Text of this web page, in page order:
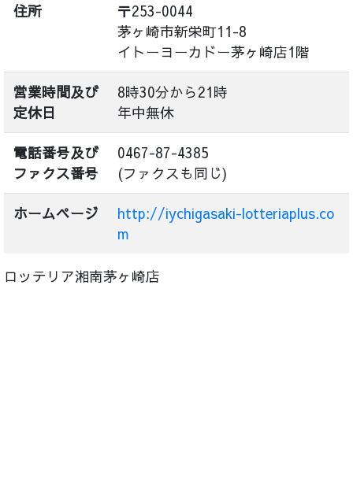
住所
〒253-0044
茅ヶ崎市新栄町11-8
イトーヨーカドー茅ヶ崎店1階
営業時間及び
定休日
8時30分から21時
年中無休
電話番号及び
ファクス番号
0467-87-4385
(ファクスも同じ)
ホームページ
http://iychigasaki-lotteriaplus.co
m
ロッテリア湘南茅ヶ崎店